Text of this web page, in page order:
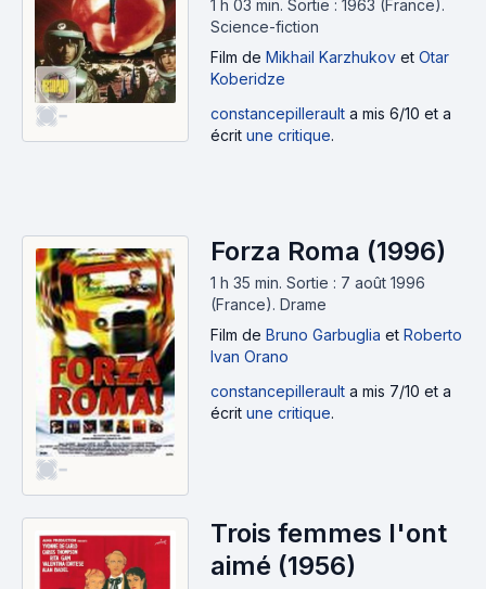
-
1 h 03 min. Sortie : 1963 (France).
Science-fiction
Film de Mikhail Karzhukov et Otar
Koberidze
constancepillerault a mis 6/10 et a
écrit une critique.
-
Forza Roma (1996)
1 h 35 min. Sortie : 7 août 1996
(France). Drame
Film de Bruno Garbuglia et Roberto
Ivan Orano
constancepillerault a mis 7/10 et a
écrit une critique.
Trois femmes l'ont
aimé (1956)